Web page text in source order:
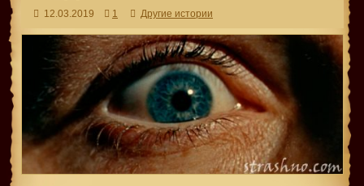
12.03.2019 1 Другие истории